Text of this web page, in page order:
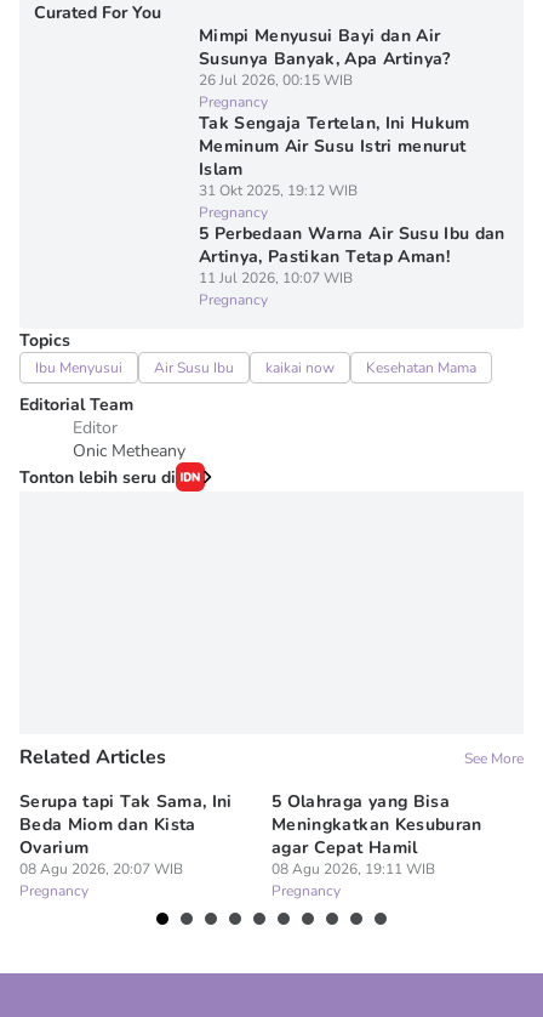
Curated For You
Mimpi Menyusui Bayi dan Air
Susunya Banyak, Apa Artinya?
26 Jul 2026, 00:15 WIB
Pregnancy
Tak Sengaja Tertelan, Ini Hukum
Meminum Air Susu Istri menurut
Islam
31 Okt 2025, 19:12 WIB
Pregnancy
5 Perbedaan Warna Air Susu Ibu dan
Artinya, Pastikan Tetap Aman!
11 Jul 2026, 10:07 WIB
Pregnancy
Topics
Ibu Menyusui Air Susu Ibu kaikai now Kesehatan Mama
Editorial Team
Editor
Onic Metheany
Tonton lebih seru di
Related Articles See More
Serupa tapi Tak Sama, Ini
Beda Miom dan Kista
Ovarium
08 Agu 2026, 20:07 WIB
Pregnancy
5 Olahraga yang Bisa
Meningkatkan Kesuburan
agar Cepat Hamil
08 Agu 2026, 19:11 WIB
Pregnancy